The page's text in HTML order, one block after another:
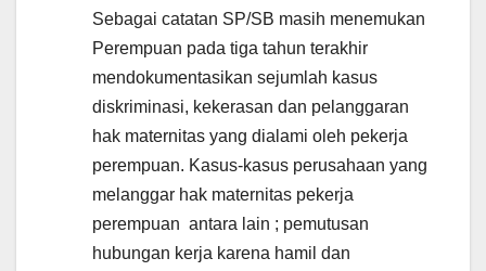
Sebagai catatan SP/SB masih menemukan
Perempuan pada tiga tahun terakhir
mendokumentasikan sejumlah kasus
diskriminasi, kekerasan dan pelanggaran
hak maternitas yang dialami oleh pekerja
perempuan. Kasus-kasus perusahaan yang
melanggar hak maternitas pekerja
perempuan antara lain ; pemutusan
hubungan kerja karena hamil dan